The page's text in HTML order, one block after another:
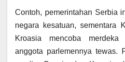
Contoh, pemerintahan Serbia
negara kesatuan, sementara
Kroasia mencoba
anggota parlemennya tewas.